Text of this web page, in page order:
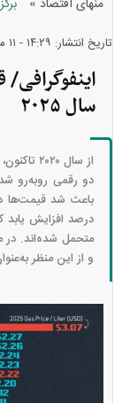
منهای اقتصاد
تاریخ انتشار: ۱۴:۲۹ - ۱۱ مهر ۱۴۰۴
سال ۲۰۲۵
از سال
دو رقمی روبه‌رو
درصد افزایش یابد
متحمل شده‌اند. در
و از این منظر